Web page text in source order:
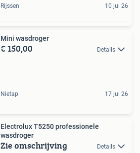
Rijssen 10 jul 26
Mini wasdroger
€ 150,00 Details
Nietap 17 jul 26
Electrolux T5250 professionele
wasdroger
Zie omschrijving Details